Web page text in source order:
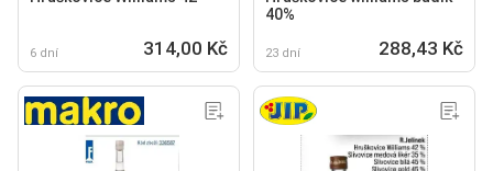
6 dní 314,00 Kč
40%
23 dní 288,43 Kč